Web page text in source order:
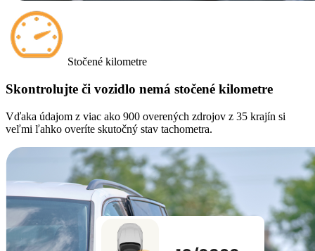
Stočené kilometre
Skontrolujte či vozidlo nemá stočené kilometre
Vďaka údajom z viac ako 900 overených zdrojov z 35 krajín si
veľmi ľahko overíte skutočný stav tachometra.